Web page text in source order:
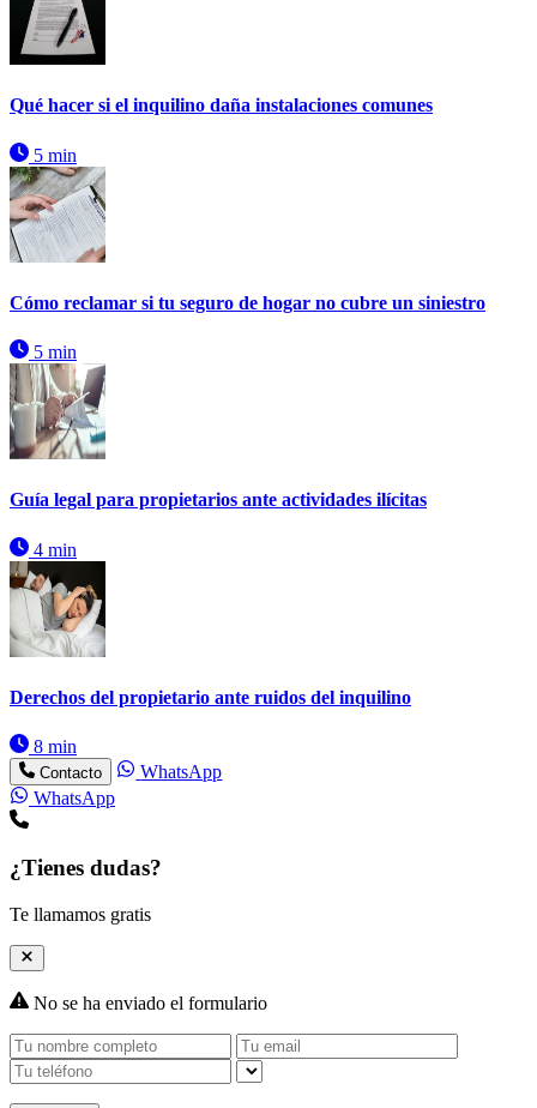
Qué hacer si el inquilino daña instalaciones comunes
5 min
Cómo reclamar si tu seguro de hogar no cubre un siniestro
5 min
Guía legal para propietarios ante actividades ilícitas
4 min
Derechos del propietario ante ruidos del inquilino
8 min
Contacto
WhatsApp
WhatsApp
¿Tienes dudas?
Te llamamos gratis
No se ha enviado el formulario